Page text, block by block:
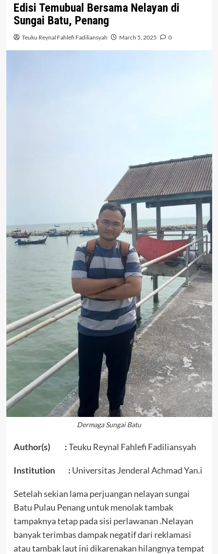
Edisi Temubual Bersama Nelayan di
Sungai Batu, Penang
Teuku Reynal Fahlefi Fadiliansyah March 5, 2025 0
Dermaga Sungai Batu
Author(s) :Teuku Reynal Fahlefi Fadiliansyah
Institution : Universitas Jenderal Achmad Yan.i
Setelah sekian lama perjuangan nelayan sungai
Batu Pulau Penang untuk menolak tambak
tampaknya tetap pada sisi perlawanan .Nelayan
banyak terimbas dampak negatif dari reklamasi
atau tambak laut ini dikarenakan hilangnya tempat